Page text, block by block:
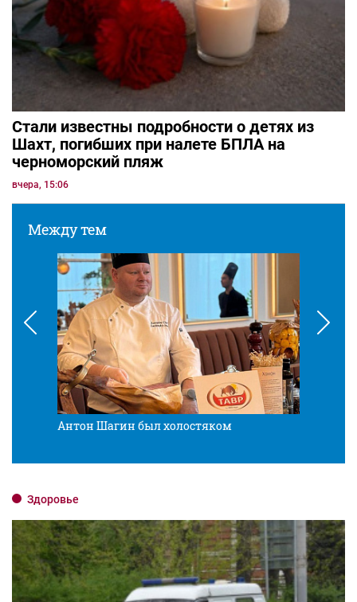
Стали известны подробности о детях из
Шахт, погибших при налете БПЛА на
черноморский пляж
вчера, 15:06
Между тем
Антон Шагин был холостяком
Здоровье